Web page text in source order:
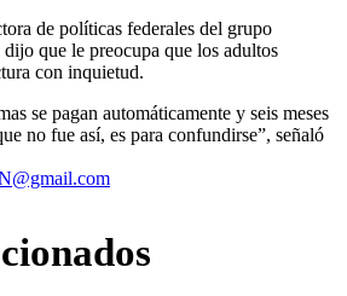
de políticas federales del grupo
que le preocupa que los adultos
con inquietud.
se pagan automáticamente y seis meses
no fue así, es para confundirse”, señaló